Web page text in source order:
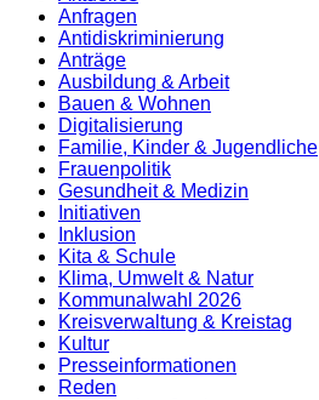
Anfragen
Antidiskrimi­nierung
Anträge
Ausbildung & Arbeit
Bauen & Wohnen
Digitalisierung
Familie, Kinder & Jugendliche
Frauenpolitik
Gesundheit & Medizin
Initiativen
Inklusion
Kita & Schule
Klima, Umwelt & Natur
Kommunalwahl 2026
Kreisverwaltung & Kreistag
Kultur
Presse­informationen
Reden